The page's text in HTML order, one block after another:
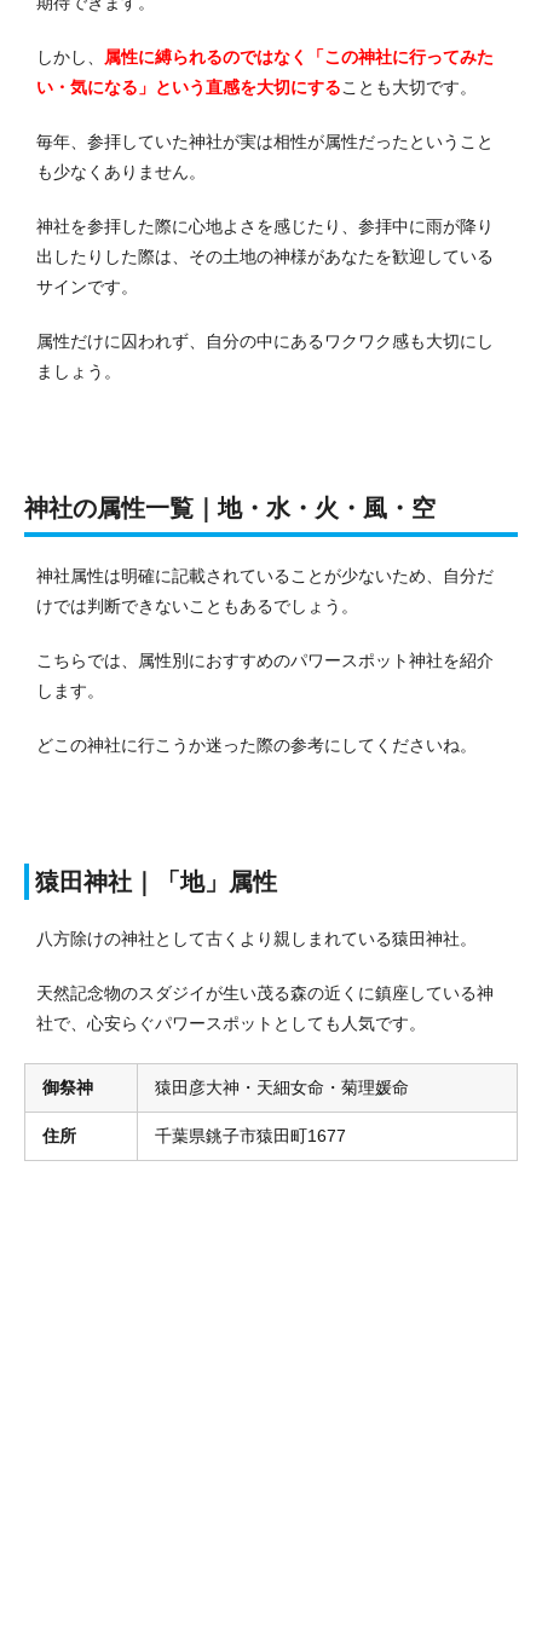
しかし、
属性に縛られるのではなく「この神社に行ってみた
い・気になる」という直感を大切にすることも大切です。
毎年、参拝していた神社が実は相性が属性だったということ
も少なくありません。
神社を参拝した際に心地よさを感じたり、参拝中に雨が降り
出したりした際は、その土地の神様があなたを歓迎している
サインです。
属性だけに囚われず、自分の中にあるワクワク感も大切にし
ましょう。
神社の属性一覧｜地・水・火・風・空
神社属性は明確に記載されていることが少ないため、自分だ
けでは判断できないこともあるでしょう。
こちらでは、属性別におすすめのパワースポット神社を紹介
します。
どこの神社に行こうか迷った際の参考にしてくださいね。
猿田神社｜「地」属性
八方除けの神社として古くより親しまれている猿田神社。
天然記念物のスダジイが生い茂る森の近くに鎮座している神
社で、心安らぐパワースポットとしても人気です。
御祭神 猿田彦大神・天細女命・菊理媛命
住所 千葉県銚子市猿田町1677